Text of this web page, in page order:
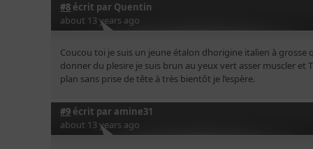
#8 écrit par Quentin
about 13 years ago
Coucou toi je suis un jeune étalon dhorigine italien à grosse
donner du plesire je suis brun au yeux vert asser muscler
plan sans prise de tête à très bientôt je l’espère.
#9 écrit par amine31
about 13 years ago